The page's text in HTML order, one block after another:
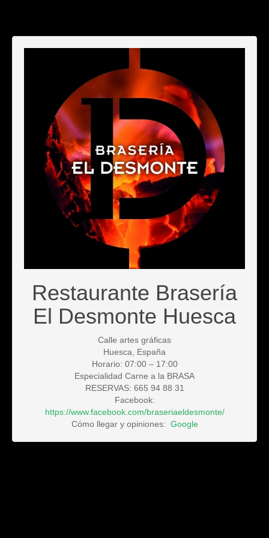
Restaurante Brasería
El Desmonte Huesca
Calle artes gráficas
Huesca, España
Horario: 07:00 – 17:00
Especialidad Carne a la BRASA
RESERVAS: 665 94 88 31
Facebook:
https://www.facebook.com/braseriaeldesmonte/
Cómo llegar y opiniones: Google